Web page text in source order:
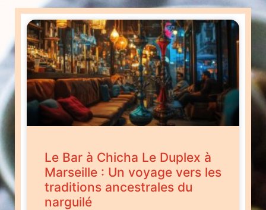
Le Bar à Chicha Le Duplex à
Marseille : Un voyage vers les
traditions ancestrales du
narguilé